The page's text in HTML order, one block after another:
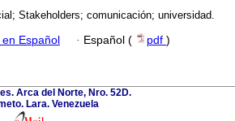
Stakeholders; comunicación; universidad.
Español · Español ( pdf )
Arca del Norte, Nro. 52D.
Lara. Venezuela